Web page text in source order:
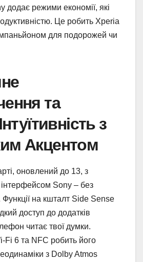
додає режими економії, які
Це робить Xperia
для подорожей чи
та
з
Акцентом
оновлений до 13, з
інтерфейсом Sony – без
Функції на кшталт Side Sense
доступ до додатків
читає твої думки.
Fi 6 та NFC робить його
з Dolby Atmos